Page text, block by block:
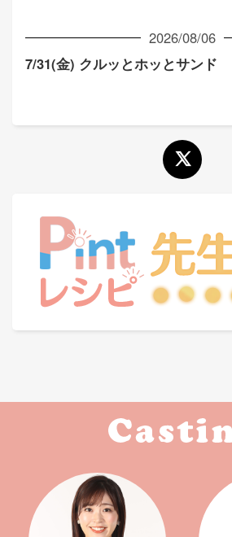
2026/08/06
7/31(金) クルッとホッとサンド